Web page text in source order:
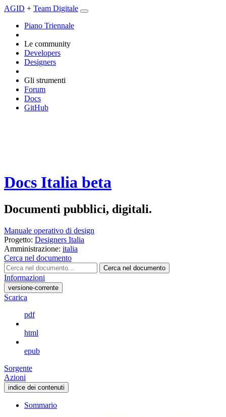
AGID + Team Digitale
Piano Triennale
Le community
Developers
Designers
Gli strumenti
Forum
Docs
GitHub
Docs Italia beta
Documenti pubblici, digitali.
Manuale operativo di design
Progetto: Designers Italia
Amministrazione: italia
Cerca nel documento
Cerca nel documento
Informazioni
versione-corrente
Scarica
pdf
html
epub
Sorgente
Azioni
indice dei contenuti
Sommario